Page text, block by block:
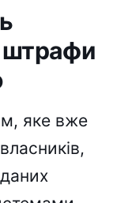
штрафи
яке вже